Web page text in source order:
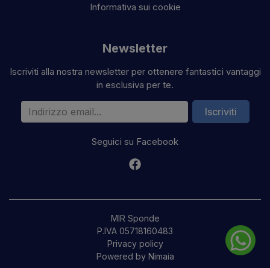
Informativa sui cookie
Newsletter
Iscriviti alla nostra newsletter per ottenere fantastici vantaggi
in esclusiva per te.
Indirizzo email Iscriviti
Seguici su Facebook
MIR Sponde
P.IVA 05718160483
Privacy policy
Powered by Nimaia